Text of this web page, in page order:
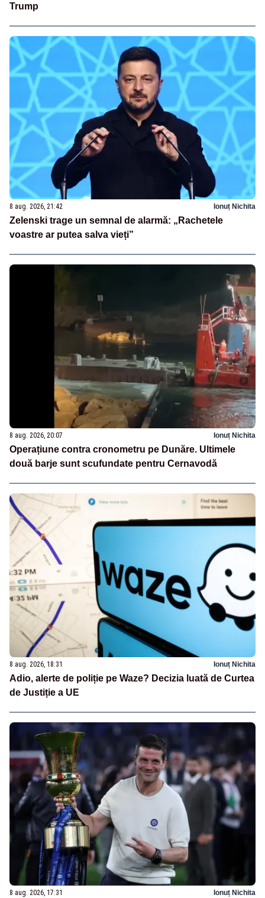
Trump
8 aug. 2026, 21:42 Ionuț Nichita
Zelenski trage un semnal de alarmă: „Rachetele
voastre ar putea salva vieți”
8 aug. 2026, 20:07 Ionuț Nichita
Operațiune contra cronometru pe Dunăre. Ultimele
două barje sunt scufundate pentru Cernavodă
8 aug. 2026, 18:31 Ionuț Nichita
Adio, alerte de poliție pe Waze? Decizia luată de Curtea
de Justiție a UE
8 aug. 2026, 17:31 Ionuț Nichita